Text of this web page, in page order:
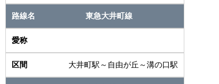
東急大井町線
大井町駅～自由が丘～溝の口駅